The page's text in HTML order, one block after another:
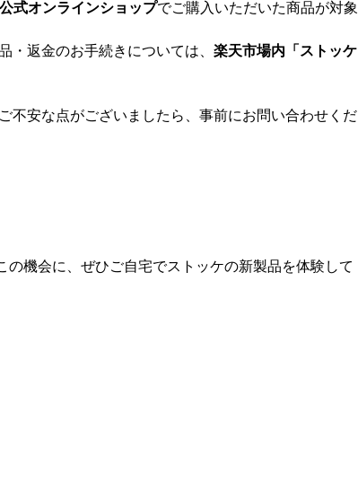
式オンラインショップでご購入いただいた商品が対象
・返金のお手続きについては、 楽天市場内「ストッケ
不安な点がございましたら、事前にお問い合わせくだ
機会に、ぜひご自宅でストッケの新製品を体験して